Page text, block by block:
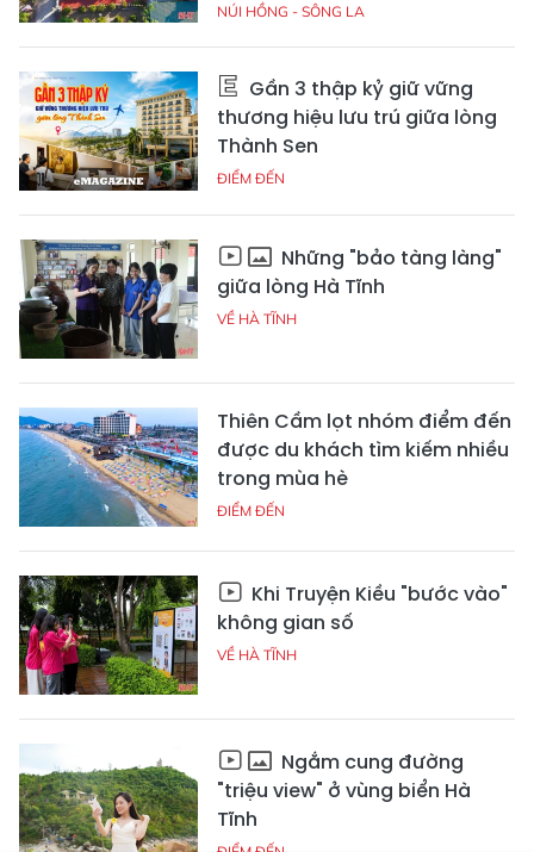
NÚI HỒNG - SÔNG LA
Gần 3 thập kỷ giữ vững
thương hiệu lưu trú giữa lòng
Thành Sen
ĐIỂM ĐẾN
Những "bảo tàng làng"
giữa lòng Hà Tĩnh
VỀ HÀ TĨNH
Thiên Cầm lọt nhóm điểm đến
được du khách tìm kiếm nhiều
trong mùa hè
ĐIỂM ĐẾN
Khi Truyện Kiều "bước vào"
không gian số
VỀ HÀ TĨNH
Ngắm cung đường
"triệu view" ở vùng biển Hà
Tĩnh